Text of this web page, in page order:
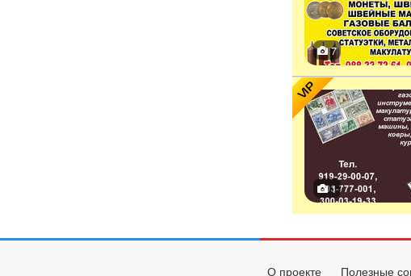
7
VIP
1
О проекте Полезные